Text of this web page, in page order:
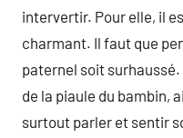
intervertir. Pour elle, il
charmant. Il faut que
paternel soit surhaussé.
de la piaule du bambin,
surtout parler et sentir